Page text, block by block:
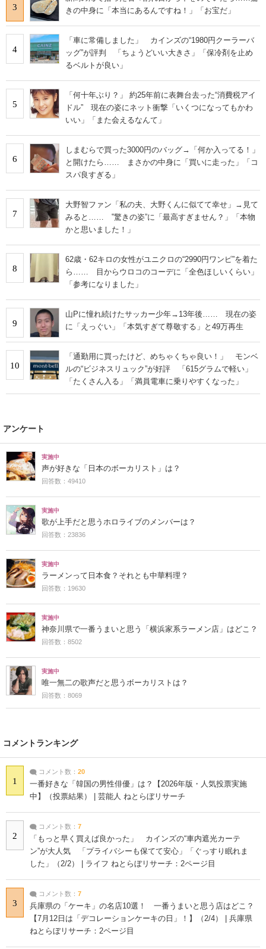
3
きの中身に「本当にあるんですね！」「お宝だ」
4
「車に常備しました」 カインズの“1980円クーラーバ
ッグ”が評判 「ちょうどいい大きさ」「保冷剤を止め
るベルトが良い」
5
「何十年ぶり？」 約25年前に表舞台去った“消費税アイ
ドル” 現在の姿にネット衝撃「いくつになってもかわ
いい」「また会えるなんて」
6
しまむらで買った3000円のバッグ→「何か入ってる！」
と開けたら…… まさかの中身に「買いに走った」「コ
スパ良すぎる」
7
大野智ファン「私の夫、大野くんに似てて幸せ」→見て
みると…… ‟驚きの姿”に「最高すぎません？」「本物
かと思いました！」
8
62歳・62キロの女性がユニクロの“2990円ワンピ”を着た
ら…… 目からウロコのコーデに「全色ほしいくらい」
「参考になりました」
9
山Pに憧れ続けたサッカー少年→13年後…… 現在の姿
に「えっぐい」「本気すぎて尊敬する」と49万再生
10
「通勤用に買ったけど、めちゃくちゃ良い！」 モンベ
ルの“ビジネスリュック”が好評 「615グラムで軽い」
「たくさん入る」「満員電車に乗りやすくなった」
アンケート
実施中
声が好きな「日本のボーカリスト」は？
回答数：49410
実施中
歌が上手だと思うホロライブのメンバーは？
回答数：23836
実施中
ラーメンって日本食？それとも中華料理？
回答数：19630
実施中
神奈川県で一番うまいと思う「横浜家系ラーメン店」はどこ？
回答数：8502
実施中
唯一無二の歌声だと思うボーカリストは？
回答数：8069
コメントランキング
1
コメント数： 20
一番好きな「韓国の男性俳優」は？【2026年版・人気投票実施
中】（投票結果） | 芸能人 ねとらぼリサーチ
2
コメント数： 7
「もっと早く買えば良かった」 カインズの“車内遮光カーテ
ン”が大人気 「プライバシーも保てて安心」「ぐっすり眠れま
した」（2/2） | ライフ ねとらぼリサーチ：2ページ目
3
コメント数： 7
兵庫県の「ケーキ」の名店10選！ 一番うまいと思う店はどこ？
【7月12日は「デコレーションケーキの日」！】（2/4） | 兵庫県
ねとらぼリサーチ：2ページ目